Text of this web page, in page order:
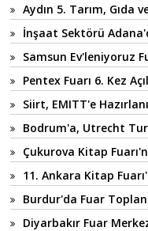
Aydın 5. Tarım, Gıda
İnşaat Sektörü
Samsun Ev'leniyoruz
Pentex Fuarı 6. Kez
Siirt, EMITT'e
Bodrum'a, Utrecht
Çukurova Kitap
11. Ankara Kitap
Burdur'da Fuar
Diyarbakır Fuar